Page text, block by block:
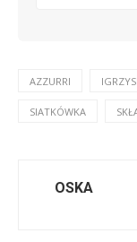
AZZURRI
SIATKÓWKA
OSKA